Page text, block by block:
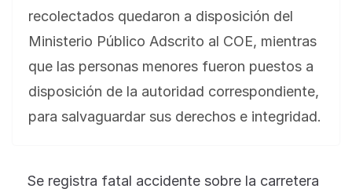
recolectados quedaron a disposición del
Ministerio Público Adscrito al COE, mientras
que las personas menores fueron puestos a
disposición de la autoridad correspondiente,
para salvaguardar sus derechos e integridad.
Se registra fatal accidente sobre la carretera